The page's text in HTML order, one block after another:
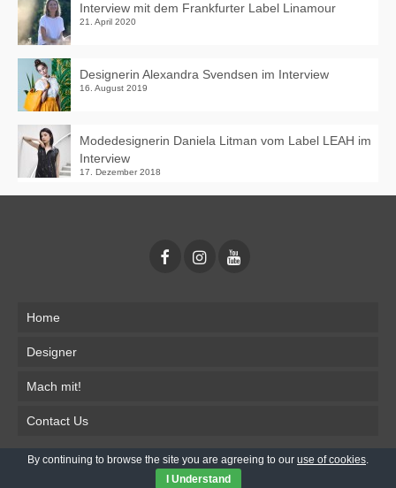
Interview mit dem Frankfurter Label Linamour
21. April 2020
Designerin Alexandra Svendsen im Interview
16. August 2019
Modedesignerin Daniela Litman vom Label LEAH im
Interview
17. Dezember 2018
Home
Designer
Mach mit!
Contact Us
By continuing to browse the site you are agreeing to our use of cookies.
I Understand